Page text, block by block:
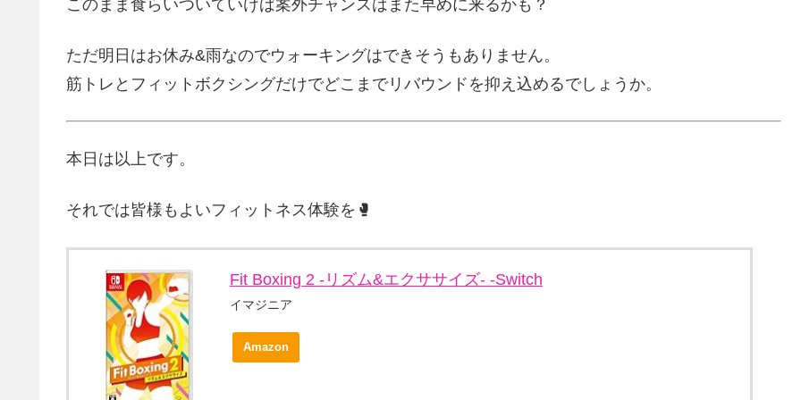
このまま食らいついていけば案外チャンスはまた早めに来るかも？
ただ明日はお休み&雨なのでウォーキングはできそうもありません。
筋トレとフィットボクシングだけでどこまでリバウンドを抑え込めるでしょうか。
本日は以上です。
それでは皆様もよいフィットネス体験を🥊
Fit Boxing 2 -リズム&エクササイズ- -Switch
イマジニア
Amazon